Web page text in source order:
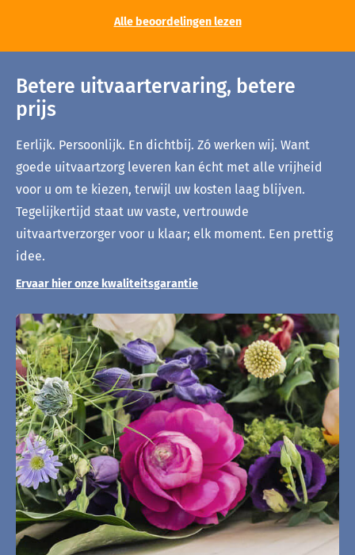
Alle beoordelingen lezen
Betere uitvaartervaring, betere
prijs
Eerlijk. Persoonlijk. En dichtbij. Zó werken wij. Want
goede uitvaartzorg leveren kan écht met alle vrijheid
voor u om te kiezen, terwijl uw kosten laag blijven.
Tegelijkertijd staat uw vaste, vertrouwde
uitvaartverzorger voor u klaar; elk moment. Een prettig
idee.
Ervaar hier onze kwaliteitsgarantie